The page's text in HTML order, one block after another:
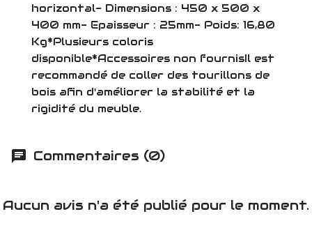
horizontal- Dimensions : 450 x 500 x
400 mm- Epaisseur : 25mm- Poids: 16,80
Kg*Plusieurs coloris
disponible*Accessoires non fournisIl est
recommandé de coller des tourillons de
bois afin d'améliorer la stabilité et la
rigidité du meuble.
Commentaires (0)
Aucun avis n'a été publié pour le moment.